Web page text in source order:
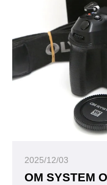
2025/12/03
OM SYSTEM